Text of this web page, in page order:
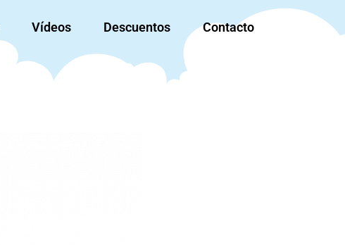
Vídeos Descuentos Contacto